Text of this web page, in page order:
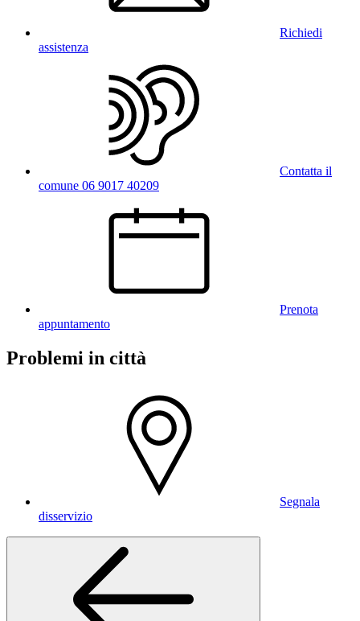
Richiedi
assistenza
Contatta il
comune 06 9017 40209
Prenota
appuntamento
Problemi in città
Segnala
disservizio